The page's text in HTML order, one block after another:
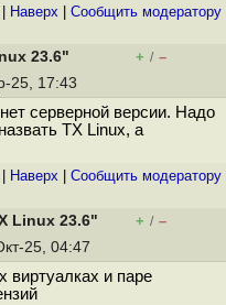
Наверх Cообщить модератору
23.6" + / –
25, 17:43
серверной версии. Надо
TX Linux, а
Наверх Cообщить модератору
Linux 23.6" + / –
25, 04:47
виртуалках и паре